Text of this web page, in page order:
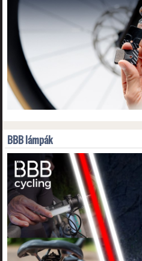
BBB lámpák